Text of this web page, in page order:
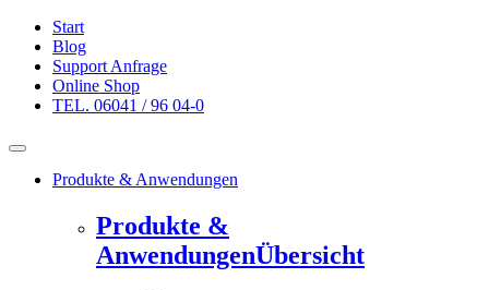
Start
Blog
Support Anfrage
Online Shop
TEL. 06041 / 96 04-0
Produkte & Anwendungen
Produkte &
AnwendungenÜbersicht